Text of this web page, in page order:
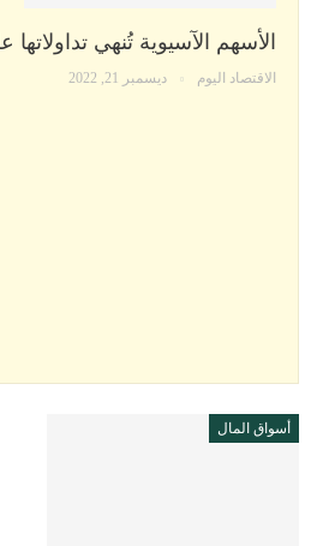
الأسهم الآسيوية تُنهي تداولاتها
الاقتصاد اليوم ديسمبر 21, 2022
أسواق المال